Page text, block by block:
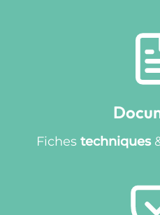
Fiches techniques